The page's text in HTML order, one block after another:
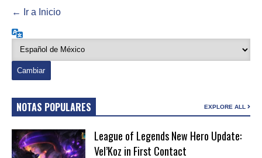
← Ir a Inicio
NOTAS POPULARES EXPLORE ALL
League of Legends New Hero Update:
Vel’Koz in First Contact